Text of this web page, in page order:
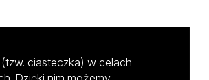
ciasteczka) w celach